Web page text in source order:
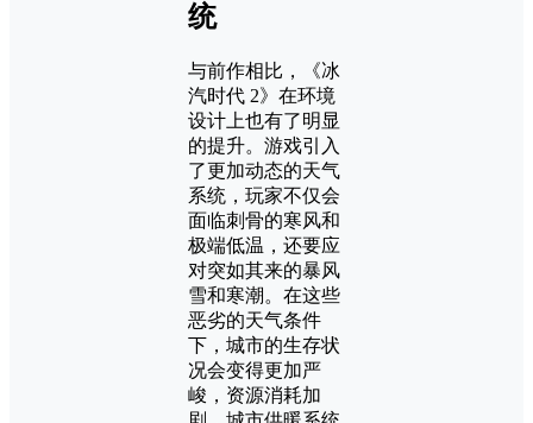
统
与前作相比，《冰
汽时代 2》在环境
设计上也有了明显
的提升。游戏引入
了更加动态的天气
系统，玩家不仅会
面临刺骨的寒风和
极端低温，还要应
对突如其来的暴风
雪和寒潮。在这些
恶劣的天气条件
下，城市的生存状
况会变得更加严
峻，资源消耗加